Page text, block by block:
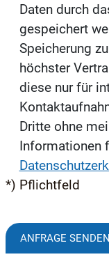
Daten durch
gespeichert
Speicherung
höchster
diese nur für
Dritte ohne
Informationen
*) Pflichtfeld